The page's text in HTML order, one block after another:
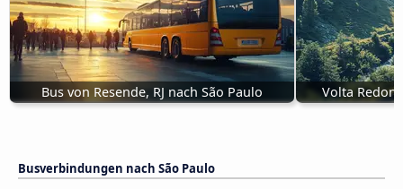
Bus von Resende, RJ nach São Paulo Volta
Busverbindungen nach São Paulo